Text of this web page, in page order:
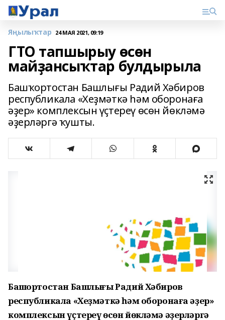
Яңылыҡтар 24 МАЯ 2021, 09:19
ГТО тапшырыу өсөн
майҙансыҡтар булдырыла
Башҡортостан Башлығы Радий Хәбиров
республикала «Хеҙмәткә һәм оборонаға
әҙер» комплексын үҫтереү өсөн йөкләмә
әҙерләргә ҡушты.
Башҡортостан Башлығы Радий Хәбиров
республикала «Хеҙмәткә һәм оборонаға әҙер»
комплексын үҫтереү өсөн йөкләмә әҙерләргә